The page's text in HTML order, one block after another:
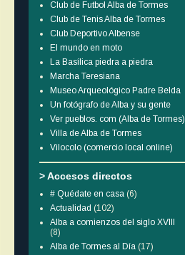
Club de Futbol Alba de Tormes
Club de Tenis Alba de Tormes
Club Deportivo Albense
El mundo en moto
La Basílica piedra a piedra
Marcha Teresiana
Museo Arqueológico Padre Belda
Un fotógrafo de Alba y su gente
Ver pueblos. com (Alba de Tormes)
Villa de Alba de Tormes
Vilocolo (comercio local online)
> Accesos directos
# Quédate en casa (6)
Actualidad (102)
Alba a comienzos del siglo XVIII
(8)
Alba de Tormes al Día (17)